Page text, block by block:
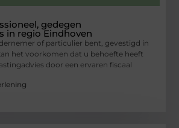
gedegen
in regio Eindhoven
of particulier bent, gevestigd in
het voorkomen dat u behoefte heeft
door een ervaren fiscaal